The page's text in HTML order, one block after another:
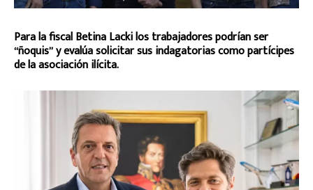
Para la fiscal Betina Lacki los trabajadores podrían ser
“ñoquis” y evalúa solicitar sus indagatorias como partícipes
de la asociación ilícita.